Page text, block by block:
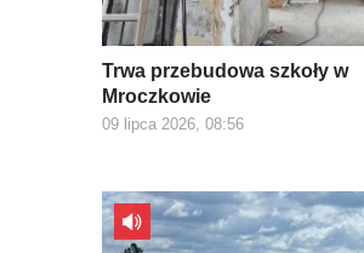
Trwa przebudowa szkoły w
Mroczkowie
09 lipca 2026, 08:56